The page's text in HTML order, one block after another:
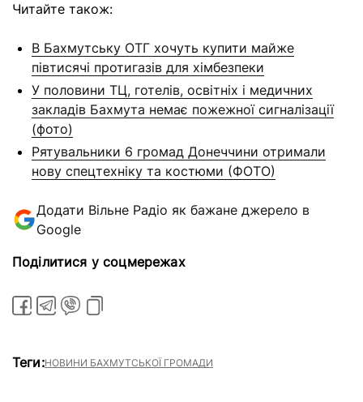
Читайте також:
В Бахмутську ОТГ хочуть купити майже
півтисячі протигазів для хімбезпеки
У половини ТЦ, готелів, освітніх і медичних
закладів Бахмута немає пожежної сигналізації
(фото)
Рятувальники 6 громад Донеччини отримали
нову спецтехніку та костюми (ФОТО)
Додати Вільне Радіо як бажане джерело в
Google
Поділитися у соцмережах
Теги:НОВИНИ БАХМУТСЬКОЇ ГРОМАДИ